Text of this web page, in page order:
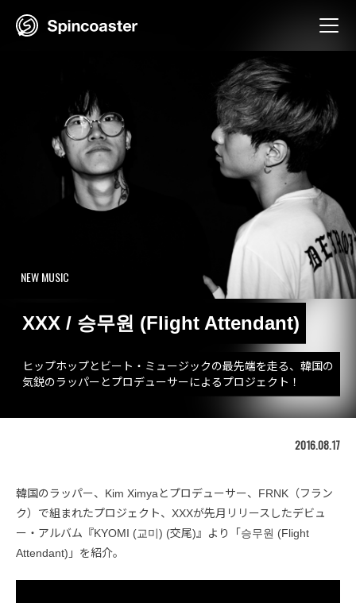
NEW MUSIC
XXX / 승무원 (Flight Attendant)
ヒップホップとビート・ミュージックの最先端を走る、韓国の
気鋭のラッパーとプロデューサーによるプロジェクト！
2016.08.17
韓国のラッパー、Kim Ximyaとプロデューサー、FRNK（フラン
ク）で組まれたプロジェクト、XXXが先月リリースしたデビュ
ー・アルバム『KYOMI (교미) (交尾)』より「승무원 (Flight
Attendant)」を紹介。